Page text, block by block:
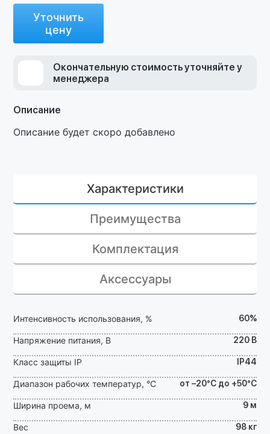
Уточнить
цену
Окончательную стоимость уточняйте у
менеджера
Описание
Описание будет скоро добавлено
Характеристики
Преимущества
Комплектация
Аксессуары
Интенсивность использования, % 60%
Напряжение питания, В 220 В
Класс защиты IP IP44
Диапазон рабочих температур, °С от –20°C до +50°C
Ширина проема, м 9 м
Вес 98 кг